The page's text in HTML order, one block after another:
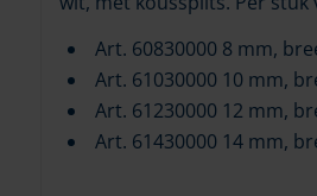
Art. 60830000 8 mm,
Art. 61030000 10 mm,
Art. 61230000 12 mm,
Art. 61430000 14 mm,